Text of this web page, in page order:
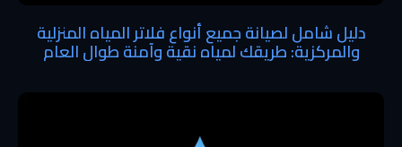
دليل شامل لصيانة جميع أنواع فلاتر المياه المنزلية
والمركزية: طريقك لمياه نقية وآمنة طوال العام